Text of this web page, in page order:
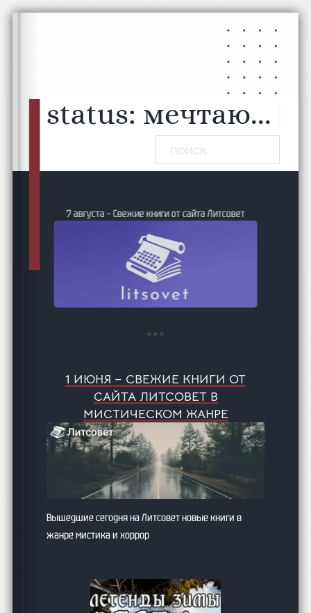
Перейти к основному содержанию
Перейти к нижнему колонтитулу
status: мечтаю...
Поиск
7 августа – Свежие книги от сайта Литсовет
1 ИЮНЯ – СВЕЖИЕ КНИГИ ОТ
САЙТА ЛИТСОВЕТ В
МИСТИЧЕСКОМ ЖАНРЕ
Вышедшие сегодня на Литсовет новые книги в
жанре мистика и хоррор